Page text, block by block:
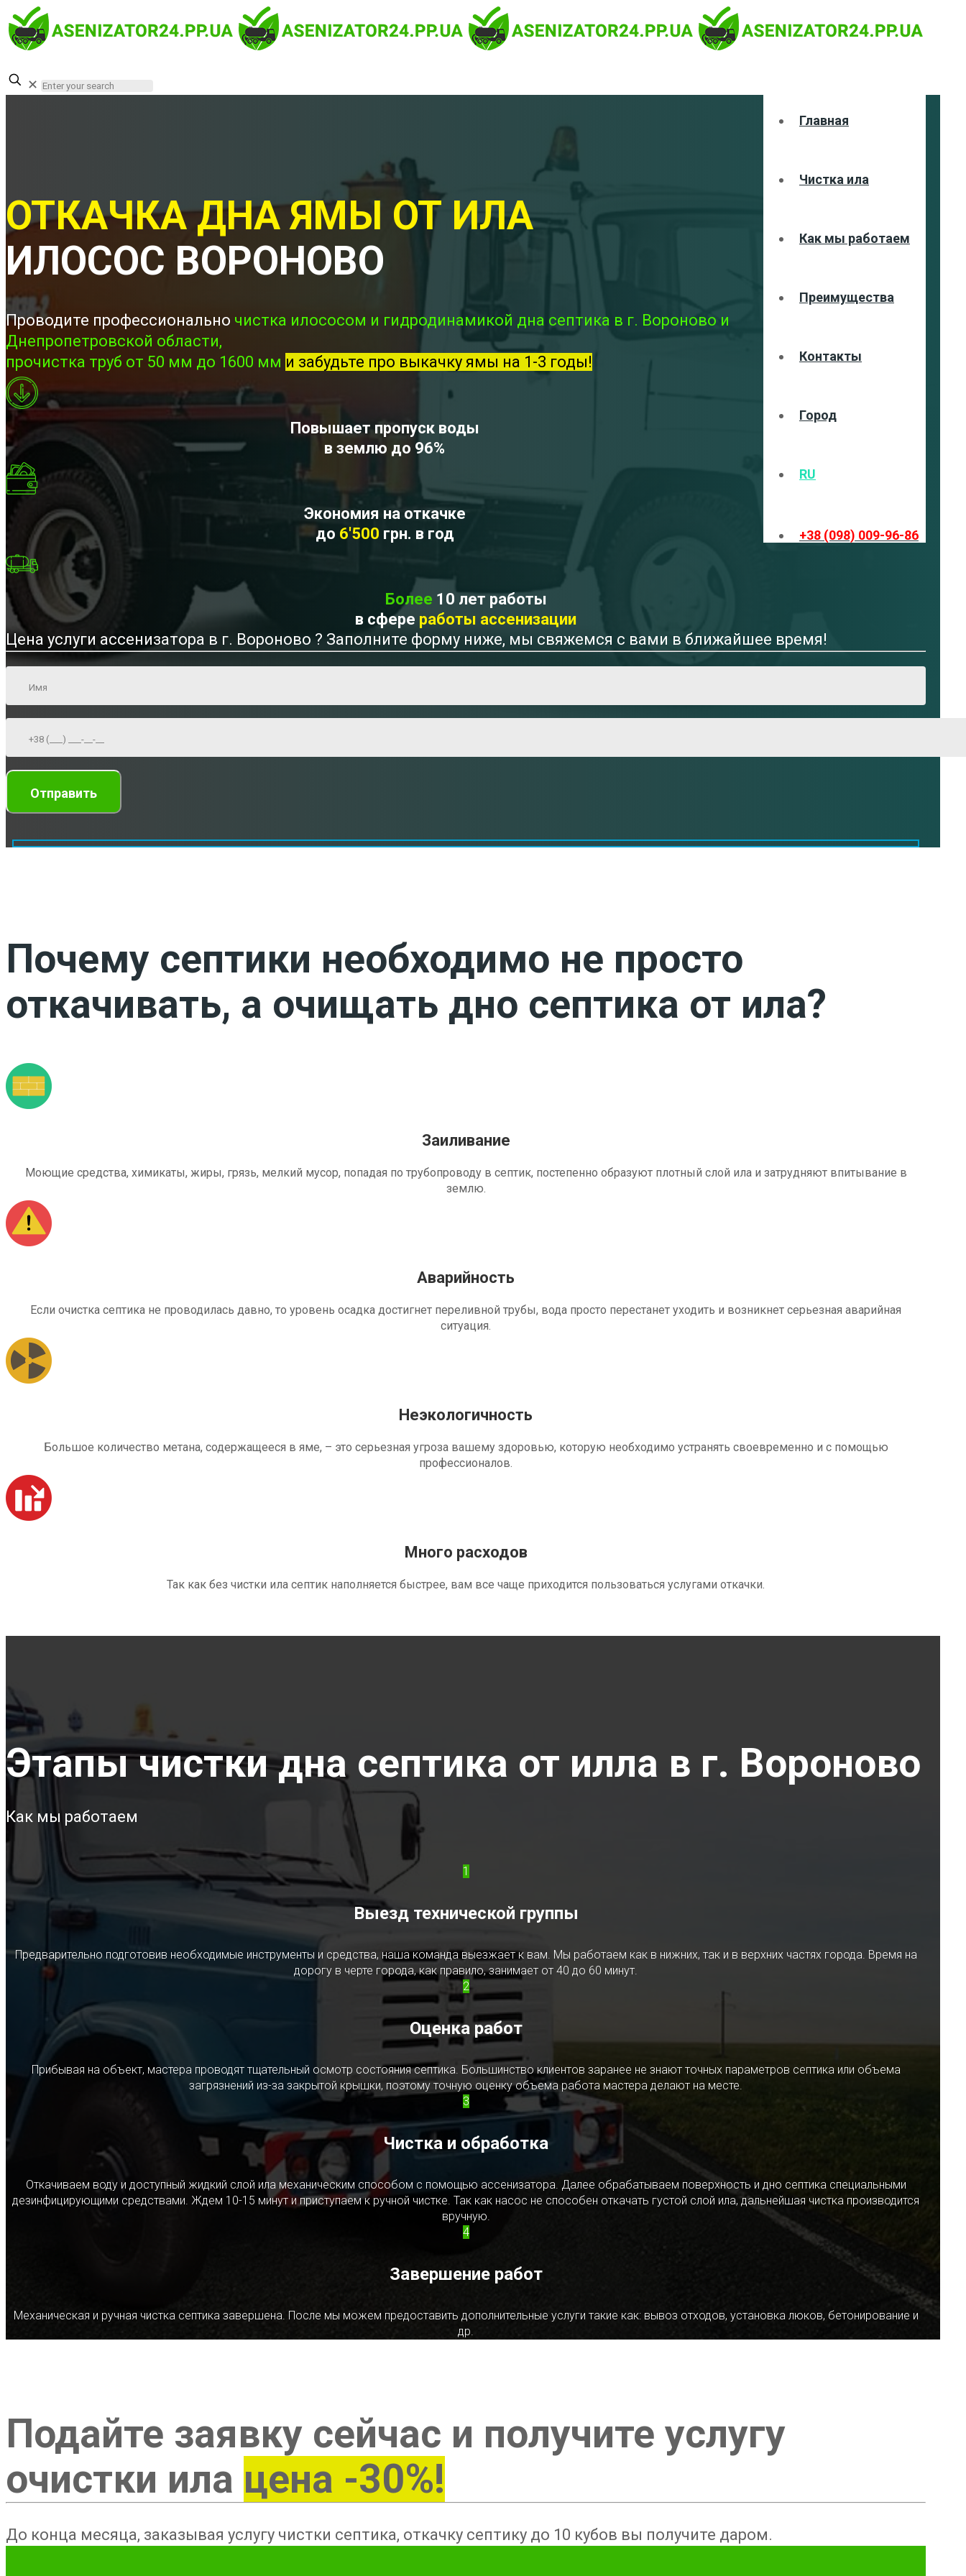
Главная
Чистка ила
Как мы работаем
Преимущества
Контакты
Город
RU
+38 (098) 009-96-86
✕
ОТКАЧКА ДНА ЯМЫ ОТ ИЛА
ИЛОСОС ВОРОНОВО
Проводите профессионально чистка илососом и гидродинамикой дна септика в г. Вороново и
Днепропетровской области,
прочистка труб от 50 мм до 1600 мм и забудьте про выкачку ямы на 1-3 годы!
Повышает пропуск воды
в землю до 96%
Экономия на откачке
до 6'500 грн. в год
Более 10 лет работы
в сфере работы ассенизации
Цена услуги ассенизатора в г. Вороново ? Заполните форму ниже, мы свяжемся с вами в ближайшее время!
Почему септики необходимо не просто
откачивать, а очищать дно септика от ила?
Заиливание
Моющие средства, химикаты, жиры, грязь, мелкий мусор, попадая по трубопроводу в септик, постепенно образуют плотный слой ила и затрудняют впитывание в
землю.
Аварийность
Если очистка септика не проводилась давно, то уровень осадка достигнет переливной трубы, вода просто перестанет уходить и возникнет серьезная аварийная
ситуация.
Неэкологичность
Большое количество метана, содержащееся в яме, – это серьезная угроза вашему здоровью, которую необходимо устранять своевременно и с помощью
профессионалов.
Много расходов
Так как без чистки ила септик наполняется быстрее, вам все чаще приходится пользоваться услугами откачки.
Этапы чистки дна септика от илла в г. Вороново
Как мы работаем
1
Выезд технической группы
Предварительно подготовив необходимые инструменты и средства, наша команда выезжает к вам. Мы работаем как в нижних, так и в верхних частях города. Время на
дорогу в черте города, как правило, занимает от 40 до 60 минут.
2
Оценка работ
Прибывая на объект, мастера проводят тщательный осмотр состояния септика. Большинство клиентов заранее не знают точных параметров септика или объема
загрязнений из-за закрытой крышки, поэтому точную оценку объема работа мастера делают на месте.
3
Чистка и обработка
Откачиваем воду и доступный жидкий слой ила механическим способом с помощью ассенизатора. Далее обрабатываем поверхность и дно септика специальными
дезинфицирующими средствами. Ждем 10-15 минут и приступаем к ручной чистке. Так как насос не способен откачать густой слой ила, дальнейшая чистка производится
вручную.
4
Завершение работ
Механическая и ручная чистка септика завершена. После мы можем предоставить дополнительные услуги такие как: вывоз отходов, установка люков, бетонирование и
др.
Подайте заявку сейчас и получите услугу
очистки ила цена -30%!
До конца месяца, заказывая услугу чистки септика, откачку септику до 10 кубов вы получите даром.